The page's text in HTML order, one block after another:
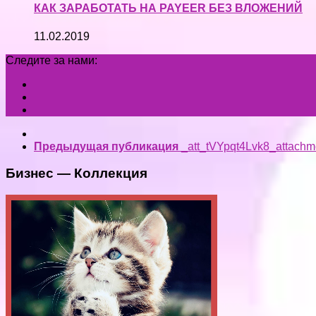
КАК ЗАРАБОТАТЬ НА PAYEER БЕЗ ВЛОЖЕНИЙ
11.02.2019
Следите за нами:
Предыдущая публикация
Бизнес — Коллекция